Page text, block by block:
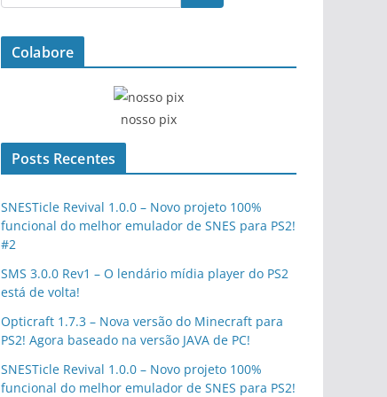
Colabore
nosso pix
Posts Recentes
SNESTicle Revival 1.0.0 – Novo projeto 100%
funcional do melhor emulador de SNES para PS2!
#2
SMS 3.0.0 Rev1 – O lendário mídia player do PS2
está de volta!
Opticraft 1.7.3 – Nova versão do Minecraft para
PS2! Agora baseado na versão JAVA de PC!
SNESTicle Revival 1.0.0 – Novo projeto 100%
funcional do melhor emulador de SNES para PS2!